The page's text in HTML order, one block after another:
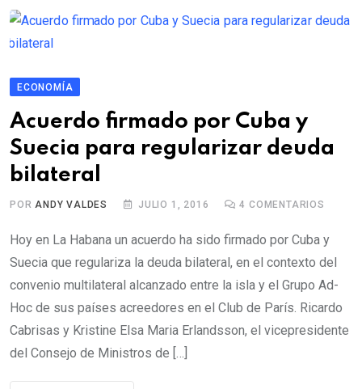
ECONOMÍA
Acuerdo firmado por Cuba y
Suecia para regularizar deuda
bilateral
PORANDY VALDES JULIO 1, 2016 4 COMENTARIOS
Hoy en La Habana un acuerdo ha sido firmado por Cuba y
Suecia que regulariza la deuda bilateral, en el contexto del
convenio multilateral alcanzado entre la isla y el Grupo Ad-
Hoc de sus países acreedores en el Club de París. Ricardo
Cabrisas y Kristine Elsa Maria Erlandsson, el vicepresidente
del Consejo de Ministros de […]